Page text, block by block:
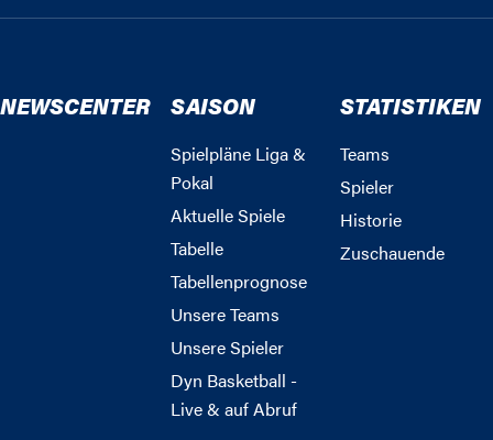
NEWSCENTER SAISON
Spielpläne Liga &
Pokal
Aktuelle Spiele
Tabelle
Tabellenprognose
Unsere Teams
Unsere Spieler
Dyn Basketball -
Live & auf Abruf
STATISTIKEN
Teams
Spieler
Historie
Zuschauende